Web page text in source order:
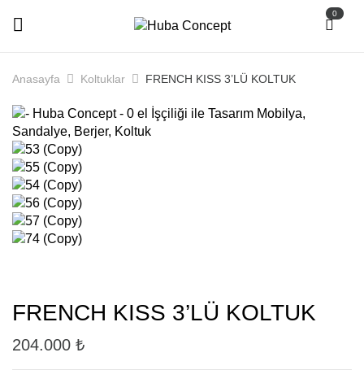
0
Anasayfa Koltuklar FRENCH KISS 3’LÜ KOLTUK
FRENCH KISS 3’LÜ KOLTUK
204.000 ₺